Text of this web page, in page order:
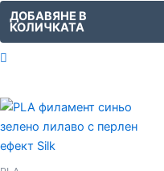
ДОБАВЯНЕ В
КОЛИЧКАТА